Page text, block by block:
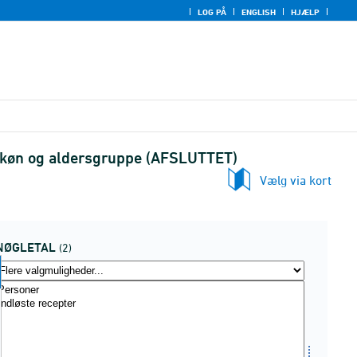
LOG PÅ ENGLISH HJÆLP
og aldersgruppe (AFSLUTTET)
Vælg via kort
(2)